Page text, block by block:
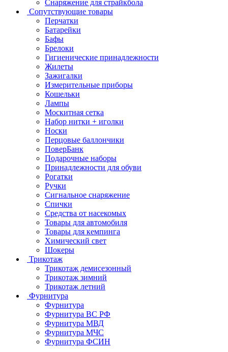
Снаряжение для страйкбола
Сопутствующие товары
Перчатки
Батарейки
Бафы
Брелоки
Гигиенические принадлежности
Жилеты
Зажигалки
Измерительные приборы
Кошельки
Лампы
Москитная сетка
Набор нитки + иголки
Носки
Перцовые баллончики
ПоверБанк
Подарочные наборы
Принадлежности для обуви
Рогатки
Ручки
Сигнальное снаряжение
Спички
Средства от насекомых
Товары для автомобиля
Товары для кемпинга
Химический свет
Шокеры
Трикотаж
Трикотаж демисезонный
Трикотаж зимний
Трикотаж летний
Фурнитура
Фурнитура
Фурнитура ВС РФ
Фурнитура МВД
Фурнитура МЧС
Фурнитура ФСИН